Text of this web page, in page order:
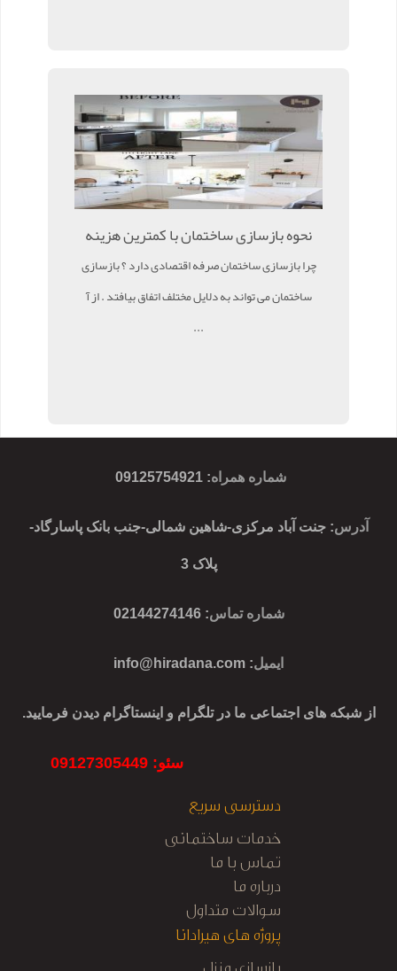
نحوه بازسازی ساختمان با کمترین هزینه
چرا بازسازی ساختمان صرفه اقتصادی دارد ؟ بازسازی
ساختمان می تواند به دلایل مختلف اتفاق بیافتد . از آ
...
شماره همراه:
09125754921
آدرس: جنت آباد مرکزی-شاهین شمالی-جنب بانک پاسارگاد-
پلاک 3
شماره تماس: 02144274146
ایمیل:
info@hiradana.com
از شبکه های اجتماعی ما در تلگرام و اینستاگرام دیدن فرمایید.
سئو: 09127305449
دسترسی سریع
خدمات ساختمانی
تماس با ما
درباره ما
سوالات متداول
پروژه های هیرادانا